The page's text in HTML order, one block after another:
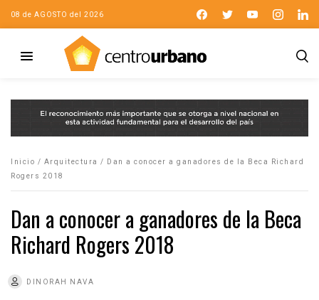
08 de AGOSTO del 2026
Inicio / Arquitectura /
Dan a conocer a ganadores de la Beca Richard
Rogers 2018
Dan a conocer a ganadores de la Beca
Richard Rogers 2018
DINORAH NAVA